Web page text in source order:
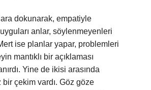
dokunarak, empatiyle
anlar, söylenmeyenleri
ise planlar yapar, problemleri
mantıklı bir açıklaması
Yine de ikisi arasında
bir çekim vardı. Göz göze